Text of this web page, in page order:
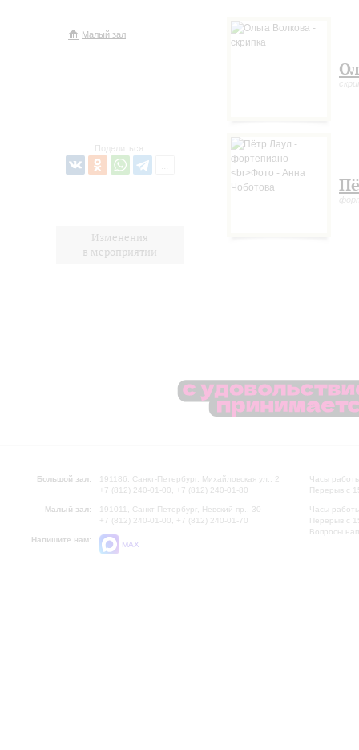
Малый зал
Поделиться:
Изменения
в мероприятии
Большой зал:
191186, Санкт-Петербург, Михайловская ул., 2
+7 (812) 240-01-00, +7 (812) 240-01-80
Малый зал:
191011, Санкт-Петербург, Невский пр., 30
+7 (812) 240-01-00, +7 (812) 240-01-70
Напишите нам:
MAX
Часы
Перерыв с
Часы
Перерыв с
Вопросы